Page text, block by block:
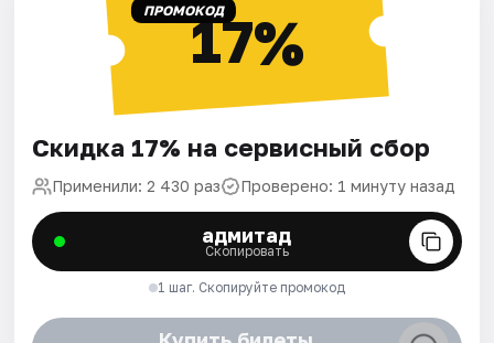
ПРОМОКОД17%
Скидка 17% на сервисный сбор
Применили: 2 430 раз Проверено: 1 минуту назад
адмитад
Скопировать
1 шаг. Скопируйте промокод